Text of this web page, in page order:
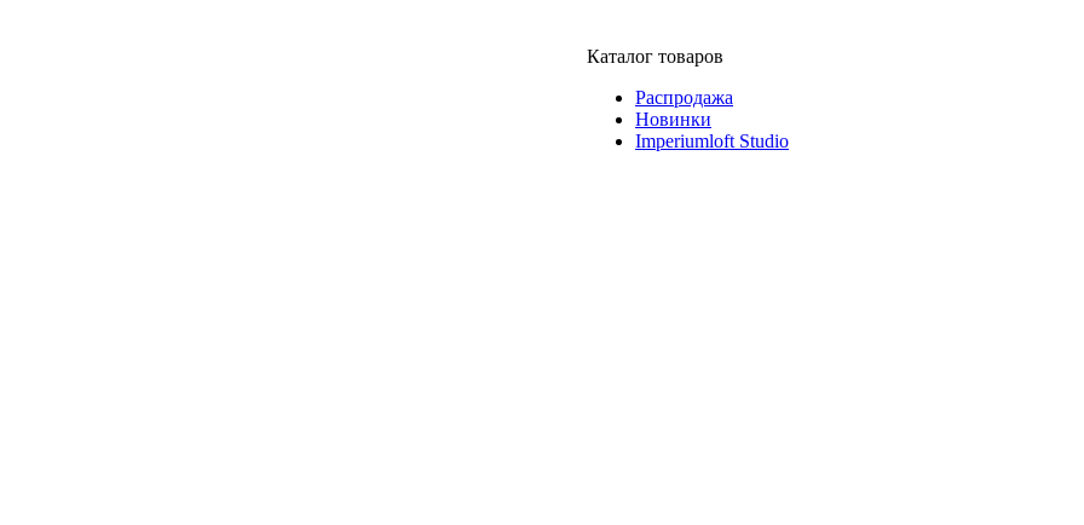
Каталог товаров
Распродажа
Новинки
Imperiumloft Studio